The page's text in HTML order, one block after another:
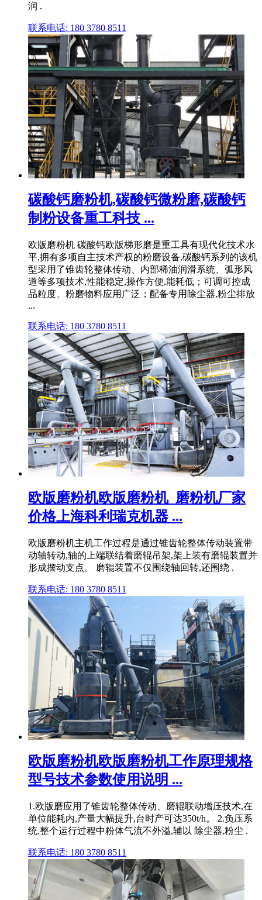
润 .
联系电话: 180 3780 8511
碳酸钙磨粉机,碳酸钙微粉磨,碳酸钙
制粉设备重工科技 ...
欧版磨粉机 碳酸钙欧版梯形磨是重工具有现代化技术水
平,拥有多项自主技术产权的粉磨设备,碳酸钙系列的该机
型采用了锥齿轮整体传动、内部稀油润滑系统、弧形风
道等多项技术,性能稳定,操作方便,能耗低；可调可控成
品粒度、粉磨物料应用广泛；配备专用除尘器,粉尘排放
...
联系电话: 180 3780 8511
欧版磨粉机欧版磨粉机_磨粉机厂家
价格上海科利瑞克机器 ...
欧版磨粉机主机工作过程是通过锥齿轮整体传动装置带
动轴转动,轴的上端联结着磨辊吊架,架上装有磨辊装置并
形成摆动支点。 磨辊装置不仅围绕轴回转,还围绕 .
联系电话: 180 3780 8511
欧版磨粉机欧版磨粉机工作原理规格
型号技术参数使用说明 ...
1.欧版磨应用了锥齿轮整体传动、磨辊联动增压技术,在
单位能耗内,产量大幅提升,台时产可达350t/h。 2.负压系
统,整个运行过程中粉体气流不外溢,辅以 除尘器,粉尘 .
联系电话: 180 3780 8511